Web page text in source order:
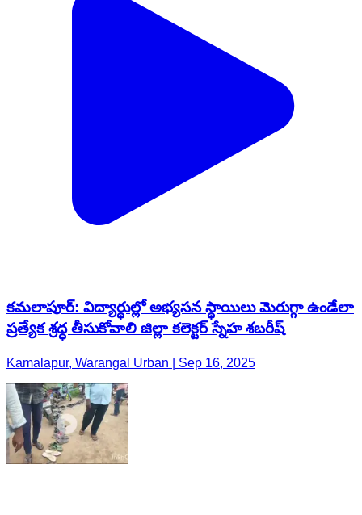
కమలాపూర్: విద్యార్థుల్లో అభ్యసన స్థాయిలు మెరుగ్గా ఉండేలా
ప్రత్యేక శ్రద్ధ తీసుకోవాలి జిల్లా కలెక్టర్ స్నేహ శబరీష్
Kamalapur, Warangal Urban | Sep 16, 2025